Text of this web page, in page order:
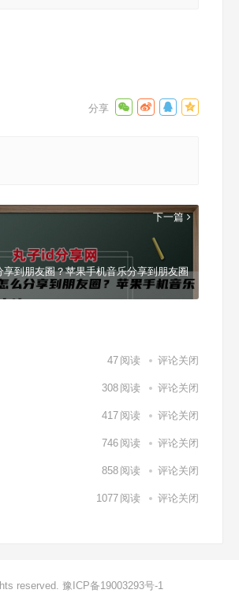
下一篇
享到朋友圈？苹果手机音乐分享到朋友圈
47 阅读 评论关闭
308 阅读 评论关闭
417 阅读 评论关闭
746 阅读 评论关闭
858 阅读 评论关闭
1077 阅读 评论关闭
reserved. 豫ICP备19003293号-1